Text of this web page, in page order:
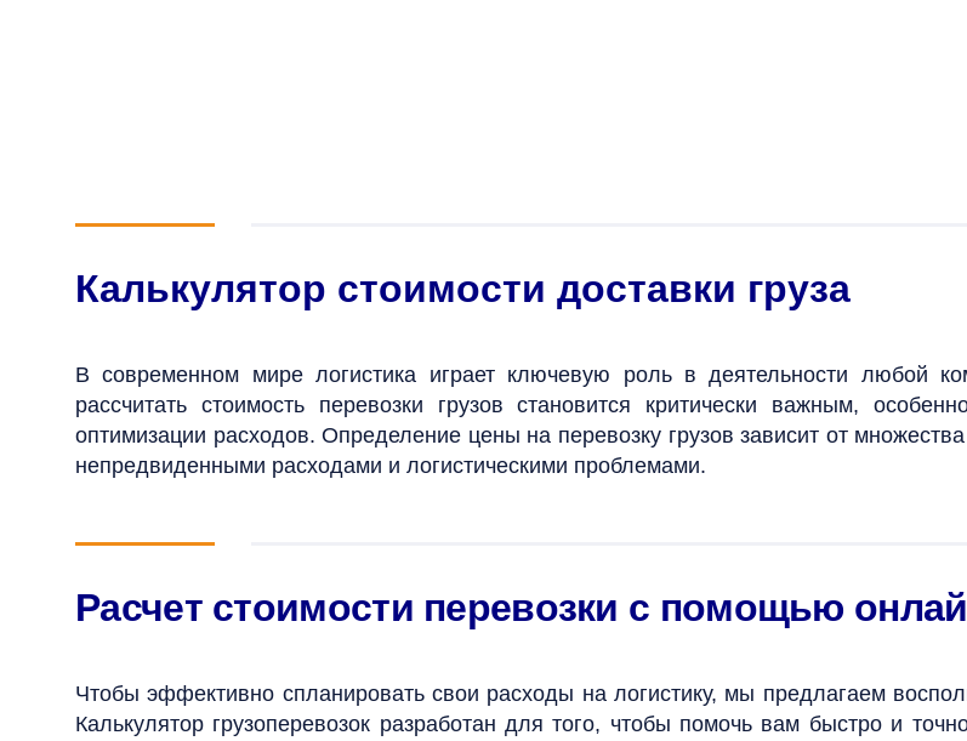
Калькулятор стоимости доставки груза
В современном мире логистика играет ключевую роль в деятельности любой
рассчитать стоимость перевозки грузов становится критически важным,
оптимизации расходов. Определение цены на перевозку грузов зависит от
непредвиденными расходами и логистическими проблемами.
Расчет стоимости перевозки с помощью
Чтобы эффективно спланировать свои расходы на логистику, мы предлагаем
Калькулятор грузоперевозок разработан для того, чтобы помочь вам быстро и